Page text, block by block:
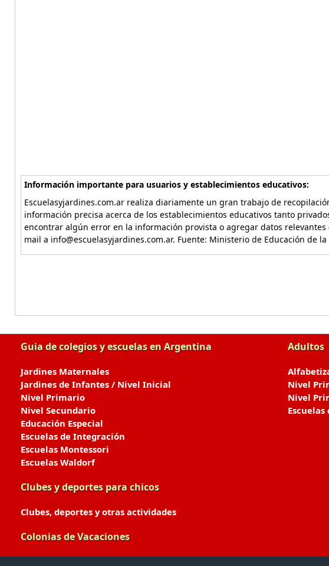
Información importante para usuarios y establecimientos educativos:
Escuelasyjardines.com.ar realiza diariamente un gran trabajo de
información precisa acerca de los establecimientos educativos tanto
encontrar algún error en la información provista o agregar datos
mail a info@escuelasyjardines.com.ar. Fuente: Ministerio de Educación de
Guia de colegios y escuelas en Argentina
Jardines Maternales
Jardines de Infantes / Nivel Inicial
Nivel Primario
Nivel Secundario
Educación Especial
Escuelas de Integración
Escuelas Montessori
Escuelas Waldorf
Clubes y deportes para chicos
Clubes, deportes y otras actividades
Colonias de Vacaciones
Adultos
Nivel
Nivel